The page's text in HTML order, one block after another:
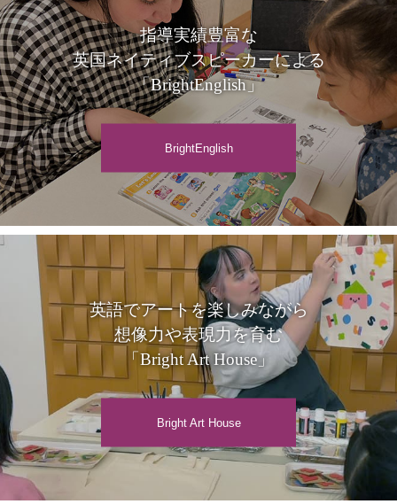
指導実績豊富な
英国ネイティブスピーカーによる
「BrightEnglish」
BrightEnglish
英語でアートを楽しみながら
想像力や表現力を育む
「Bright Art House」
Bright Art House